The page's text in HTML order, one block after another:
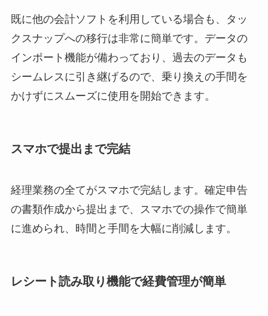
既に他の会計ソフトを利用している場合も、タッ
クスナップへの移行は非常に簡単です。データの
インポート機能が備わっており、過去のデータも
シームレスに引き継げるので、乗り換えの手間を
かけずにスムーズに使用を開始できます。
スマホで提出まで完結
経理業務の全てがスマホで完結します。確定申告
の書類作成から提出まで、スマホでの操作で簡単
に進められ、時間と手間を大幅に削減します。
レシート読み取り機能で経費管理が簡単